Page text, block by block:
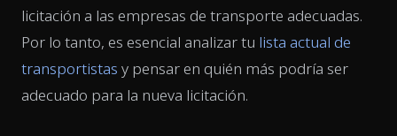
licitación a las empresas de transporte adecuadas.
Por lo tanto, es esencial analizar tu lista actual de
transportistas y pensar en quién más podría ser
adecuado para la nueva licitación.